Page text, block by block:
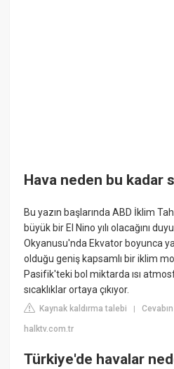
Hava neden bu kadar
Bu yazın başlarında ABD İklim
büyük bir El Nino yılı olacağını
Okyanusu'nda Ekvator boyunca
olduğu geniş kapsamlı bir iklim
Pasifik'teki bol miktarda ısı
sıcaklıklar ortaya çıkıyor.
Kaynak kaldırma talebi |
halktv.com.tr
Türkiye'de havalar